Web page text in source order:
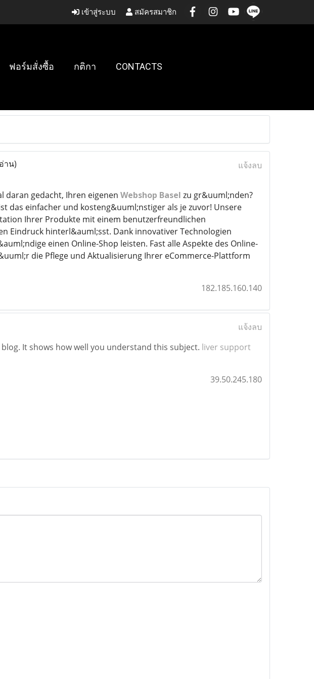
เข้าสู่ระบบ สมัครสมาชิก
ฟอร์มสั่งซื้อ กติกา CONTACTS
าน) แจ้งลบ
daran gedacht, Ihren eigenen Webshop Basel zu gr&uuml;nden?
das einfacher und kosteng&uuml;nstiger als je zuvor! Unsere
Ihrer Produkte mit einem benutzerfreundlichen
Eindruck hinterl&auml;sst. Dank innovativer Technologien
einen Online-Shop leisten. Fast alle Aspekte des Online-
die Pflege und Aktualisierung Ihrer eCommerce-Plattform
182.185.160.140
แจ้งลบ
It shows how well you understand this subject. liver support
39.50.245.180